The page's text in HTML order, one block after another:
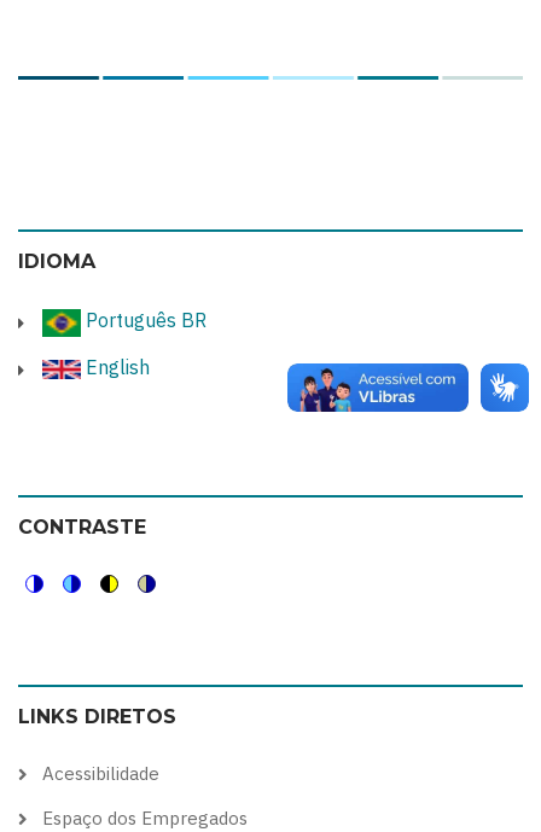
IDIOMA
Português BR
English
CONTRASTE
color
theme
blue
theme
high
visibility
soft
theme
LINKS DIRETOS
Acessibilidade
Espaço dos Empregados